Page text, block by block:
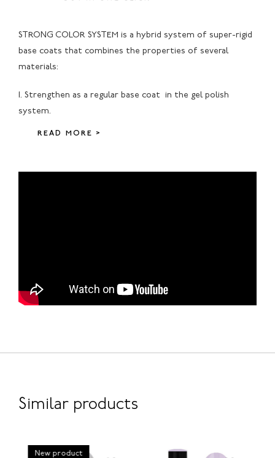
STRONG COLOR SYSTEM is a hybrid system of super-rigid
base coats that combines the properties of several
materials:
1. Strengthen as a regular base coat in the gel polish
system.
READ MORE >
Similar products
New product